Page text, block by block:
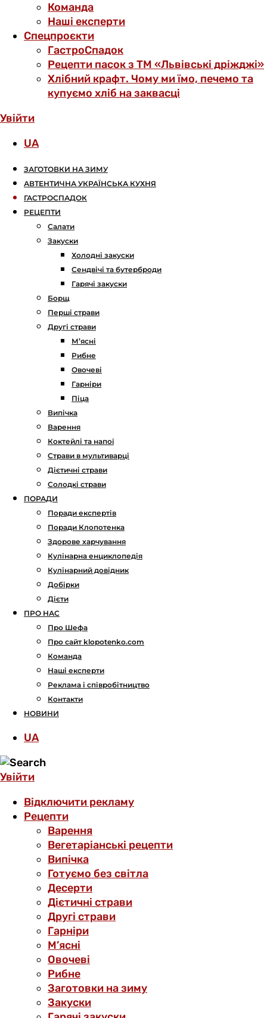
Команда
Наші експерти
Спецпроєкти
ГастроСпадок
Рецепти пасок з ТМ «Львівські дріжджі»
Хлібний крафт. Чому ми їмо, печемо та
купуємо хліб на заквасці
Увійти
UA
ЗАГОТОВКИ НА ЗИМУ
АВТЕНТИЧНА УКРАЇНСЬКА КУХНЯ
ГАСТРОСПАДОК
РЕЦЕПТИ
Салати
Закуски
Холодні закуски
Сендвічі та бутерброди
Гарячі закуски
Борщ
Перші страви
Другі страви
М’ясні
Рибне
Овочеві
Гарніри
Піца
Випічка
Варення
Коктейлі та напої
Страви в мультиварці
Дієтичні страви
Солодкі страви
ПОРАДИ
Поради експертів
Поради Клопотенка
Здорове харчування
Кулінарна енциклопедія
Кулінарний довідник
Добірки
Дієти
ПРО НАС
Про Шефа
Про сайт klopotenko.com
Команда
Наші експерти
Реклама і співробітництво
Контакти
НОВИНИ
UA
Увійти
Відключити рекламу
Рецепти
Варення
Вегетаріанські рецепти
Випічка
Готуємо без світла
Десерти
Дієтичні страви
Другі страви
Гарніри
М’ясні
Овочеві
Рибне
Заготовки на зиму
Закуски